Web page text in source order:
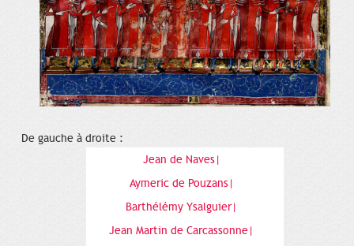
De gauche à droite :
Jean de Naves|
Aymeric de Pouzans|
Barthélémy Ysalguier|
Jean Martin de Carcassonne|